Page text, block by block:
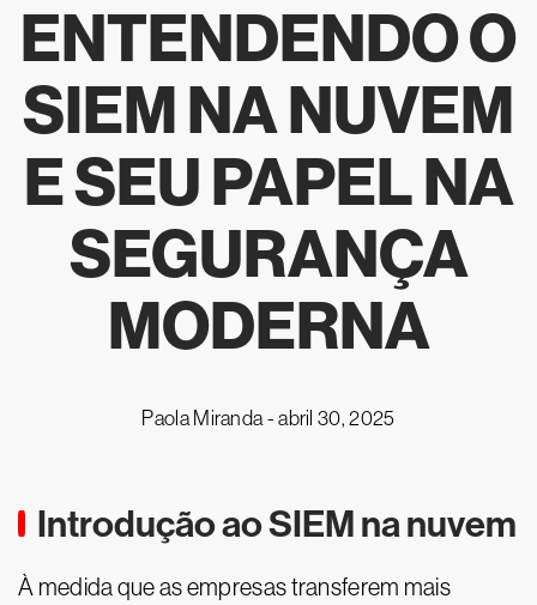
ENTENDENDO O
SIEM NA NUVEM
E SEU PAPEL NA
SEGURANÇA
MODERNA
Paola Miranda -abril 30, 2025
Introdução ao SIEM na nuvem
À medida que as empresas transferem mais